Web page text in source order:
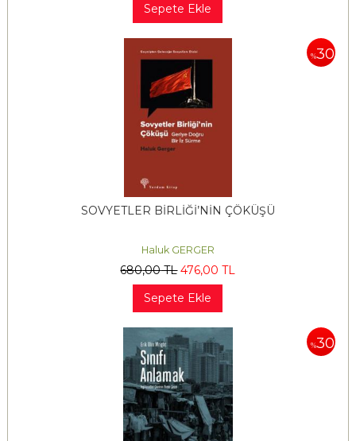
Sepete Ekle
%30
SOVYETLER BİRLİĞİ’NİN ÇÖKÜŞÜ
Haluk GERGER
680,00TL 476,00 TL
Sepete Ekle
%30